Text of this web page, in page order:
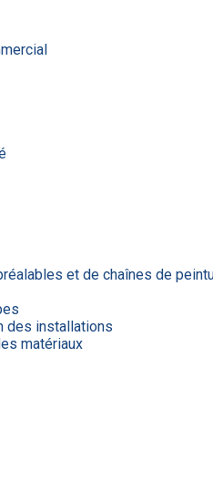
et de chaînes de
des installations
matériaux